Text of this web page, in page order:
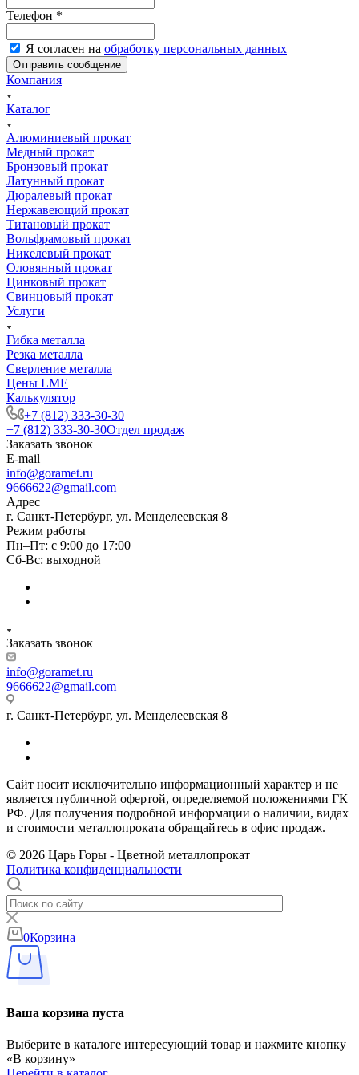
Телефон *
Я согласен на обработку персональных данных
Компания
Каталог
Алюминиевый прокат
Медный прокат
Бронзовый прокат
Латунный прокат
Дюралевый прокат
Нержавеющий прокат
Титановый прокат
Вольфрамовый прокат
Никелевый прокат
Оловянный прокат
Цинковый прокат
Свинцовый прокат
Услуги
Гибка металла
Резка металла
Сверление металла
Цены LME
Калькулятор
+7 (812) 333-30-30
+7 (812) 333-30-30Отдел продаж
Заказать звонок
E-mail
info@goramet.ru
9666622@gmail.com
Адрес
г. Санкт-Петербург, ул. Менделеевская 8
Режим работы
Пн–Пт: с 9:00 до 17:00
Сб-Вс: выходной
Заказать звонок
info@goramet.ru
9666622@gmail.com
г. Санкт-Петербург, ул. Менделеевская 8
Сайт носит исключительно информационный характер и не
является публичной офертой, определяемой положениями ГК
РФ. Для получения подробной информации о наличии, видах
и стоимости металлопроката обращайтесь в офис продаж.
© 2026 Царь Горы - Цветной металлопрокат
Политика конфиденциальности
0Корзина
Ваша корзина пуста
Выберите в каталоге интересующий товар и нажмите кнопку
«В корзину»